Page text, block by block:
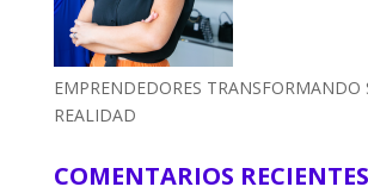
EMPRENDEDORES TRANSFORMANDO
REALIDAD
COMENTARIOS RECIENTES